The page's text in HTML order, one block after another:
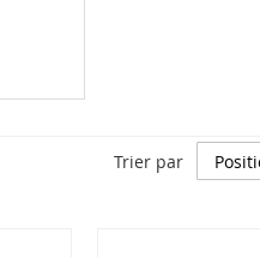
Trier par